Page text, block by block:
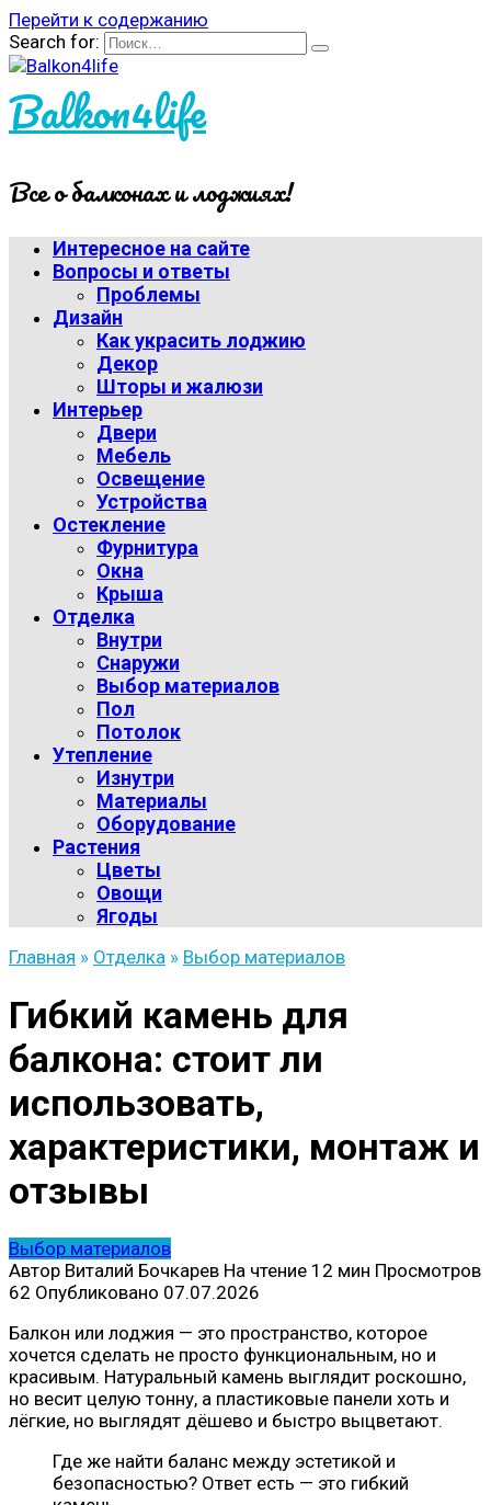
Перейти к содержанию
Search for:
Balkon4life
Все о балконах и лоджиях!
Интересное на сайте
Вопросы и ответы
Проблемы
Дизайн
Как украсить лоджию
Декор
Шторы и жалюзи
Интерьер
Двери
Мебель
Освещение
Устройства
Остекление
Фурнитура
Окна
Крыша
Отделка
Внутри
Снаружи
Выбор материалов
Пол
Потолок
Утепление
Изнутри
Материалы
Оборудование
Растения
Цветы
Овощи
Ягоды
Главная » Отделка » Выбор материалов
Гибкий камень для
балкона: стоит ли
использовать,
характеристики, монтаж и
отзывы
Выбор материалов
Автор Виталий Бочкарев На чтение 12 мин Просмотров
62 Опубликовано 07.07.2026
Балкон или лоджия — это пространство, которое
хочется сделать не просто функциональным, но и
красивым. Натуральный камень выглядит роскошно,
но весит целую тонну, а пластиковые панели хоть и
лёгкие, но выглядят дёшево и быстро выцветают.
Где же найти баланс между эстетикой и
безопасностью? Ответ есть — это гибкий